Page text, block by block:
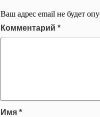
Ваш адрес email не будет
Комментарий *
Имя *